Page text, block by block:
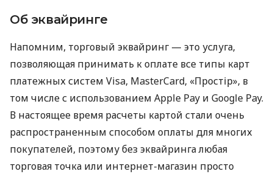
Об эквайринге
Напомним, торговый эквайринг — это услуга,
позволяющая принимать к оплате все типы карт
платежных систем Visa, MasterCard, «Простір», в
том числе с использованием Apple Pay и Google Pay.
В настоящее время расчеты картой стали очень
распространенным способом оплаты для многих
покупателей, поэтому без эквайринга любая
торговая точка или интернет-магазин просто